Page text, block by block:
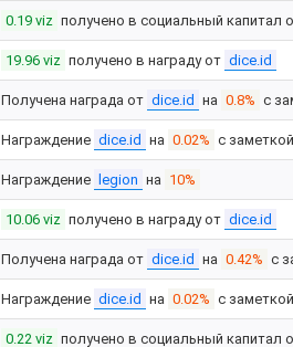
0.19 viz получено в социальный капитал
19.96 viz получено в награду от dice.id
Получена награда от dice.id на 0.8% с
Награждение dice.id на 0.02% с
Награждение legion на 10%
10.06 viz получено в награду от dice.id
Получена награда от dice.id на 0.42% с
Награждение dice.id на 0.02% с
0.22 viz получено в социальный капитал